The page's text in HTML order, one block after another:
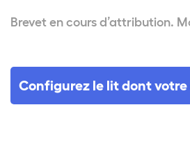
Brevet en cours d’attribution.
Configurez le lit dont